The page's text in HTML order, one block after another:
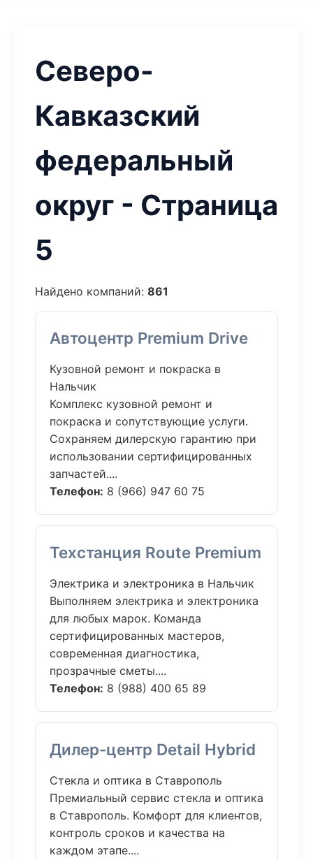
Северо-
Кавказский
федеральный
округ - Страница
5
Найдено компаний: 861
Автоцентр Premium Drive
Кузовной ремонт и покраска в
Нальчик
Комплекс кузовной ремонт и
покраска и сопутствующие услуги.
Сохраняем дилерскую гарантию при
использовании сертифицированных
запчастей....
Телефон: 8 (966) 947 60 75
Техстанция Route Premium
Электрика и электроника в Нальчик
Выполняем электрика и электроника
для любых марок. Команда
сертифицированных мастеров,
современная диагностика,
прозрачные сметы....
Телефон: 8 (988) 400 65 89
Дилер-центр Detail Hybrid
Стекла и оптика в Ставрополь
Премиальный сервис стекла и оптика
в Ставрополь. Комфорт для клиентов,
контроль сроков и качества на
каждом этапе....